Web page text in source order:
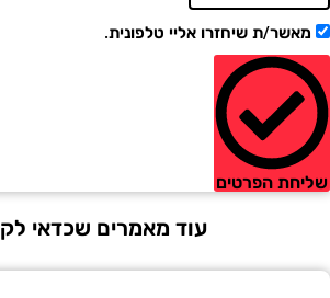
ת שיחזרו אליי טלפונית.
הפרטים
עוד מאמרים שכדאי לקרוא!